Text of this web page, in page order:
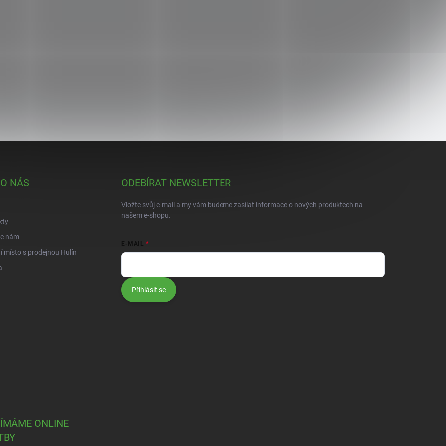
NÁS
nám
místo s prodejnou Hulín
ODEBÍRAT NEWSLETTER
Vložte svůj e-mail a my vám budeme zasílat informace o nových produktech na
našem e-shopu.
E-MAIL
Přihlásit se
ONLINE